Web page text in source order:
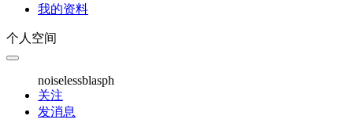
我的资料
个人空间
noiselessblasph
关注
发消息